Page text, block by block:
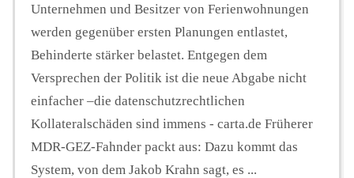
Unternehmen und Besitzer von Ferienwohnungen
werden gegenüber ersten Planungen entlastet,
Behinderte stärker belastet. Entgegen dem
Versprechen der Politik ist die neue Abgabe nicht
einfacher –die datenschutzrechtlichen
Kollateralschäden sind immens - carta.de Früherer
MDR-GEZ-Fahnder packt aus: Dazu kommt das
System, von dem Jakob Krahn sagt, es ...